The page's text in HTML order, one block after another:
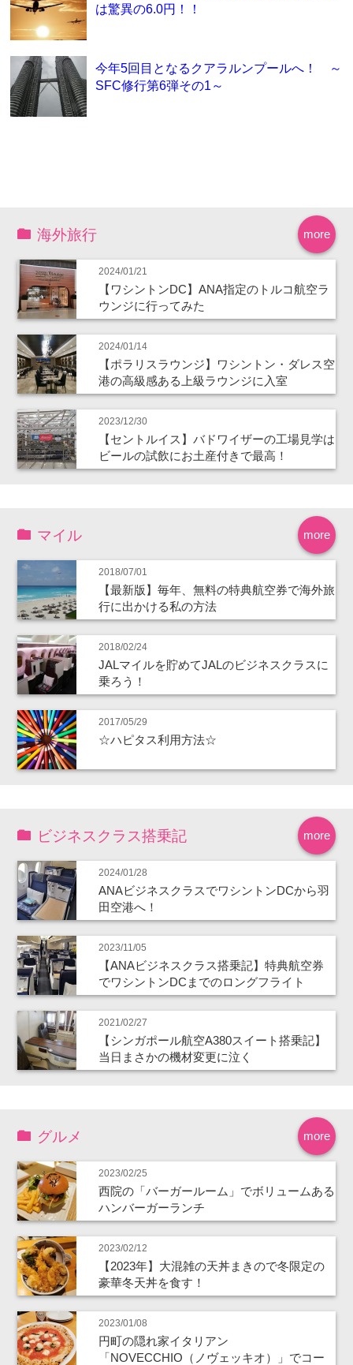
は驚異の6.0円！！
今年5回目となるクアラルンプールへ！ ～
SFC修行第6弾その1～
more
海外旅行
2024/01/21
【ワシントンDC】ANA指定のトルコ航空ラ
ウンジに行ってみた
2024/01/14
【ポラリスラウンジ】ワシントン・ダレス空
港の高級感ある上級ラウンジに入室
2023/12/30
【セントルイス】バドワイザーの工場見学は
ビールの試飲にお土産付きで最高！
more
マイル
2018/07/01
【最新版】毎年、無料の特典航空券で海外旅
行に出かける私の方法
2018/02/24
JALマイルを貯めてJALのビジネスクラスに
乗ろう！
2017/05/29
☆ハピタス利用方法☆
more
ビジネスクラス搭乗記
2024/01/28
ANAビジネスクラスでワシントンDCから羽
田空港へ！
2023/11/05
【ANAビジネスクラス搭乗記】特典航空券
でワシントンDCまでのロングフライト
2021/02/27
【シンガポール航空A380スイート搭乗記】
当日まさかの機材変更に泣く
more
グルメ
2023/02/25
西院の「バーガールーム」でボリュームある
ハンバーガーランチ
2023/02/12
【2023年】大混雑の天丼まきので冬限定の
豪華冬天丼を食す！
2023/01/08
円町の隠れ家イタリアン
「NOVECCHIO（ノヴェッキオ）」でコー